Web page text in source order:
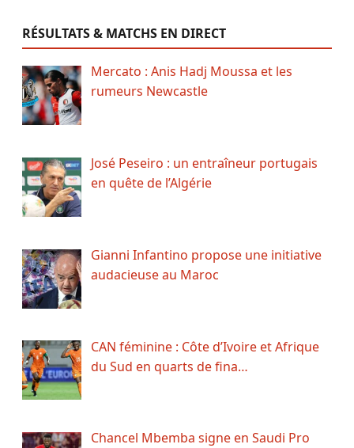
RÉSULTATS & MATCHS EN DIRECT
Mercato : Anis Hadj Moussa et les
rumeurs Newcastle
José Peseiro : un entraîneur portugais
en quête de l’Algérie
Gianni Infantino propose une initiative
audacieuse au Maroc
CAN féminine : Côte d’Ivoire et Afrique
du Sud en quarts de fina…
Chancel Mbemba signe en Saudi Pro